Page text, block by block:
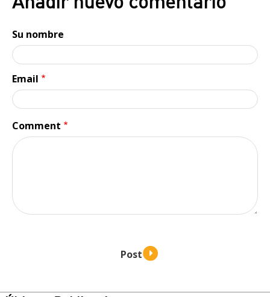
Su nombre
Email
Comment